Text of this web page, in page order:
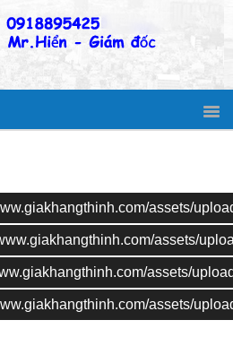
assets/
assets/
assets/
assets/